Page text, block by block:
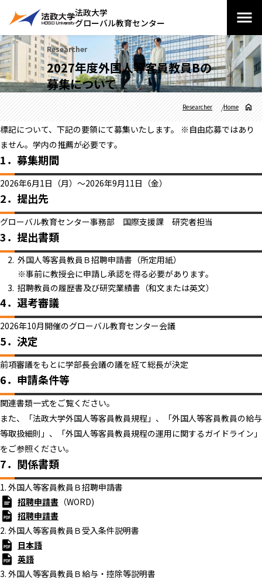
法政大学
グローバル教育センター
Researcher
2027年度外国人等客員教員Bの
募集について
Home
Researcher
標記について、下記の要領にて募集いたします。 ※自由応募ではあり
ません。学内の推薦が必要です。
1．募集期間
2026年6月1日（月）～2026年9月11日（金）
2．提出先
グローバル教育センター事務部 国際支援課 研究者担当
3．提出書類
外国人等客員教員Ｂ招聘申請書（所定用紙）
※事前に教授会に申請し承認を得る必要があります。
招聘教員の履歴書及び研究業績書（和文または英文）
4．選考審議
2026年10月開催のグローバル教育センター会議
5．決定
前項審議をもとに学部長会議の議を経て総長が決定
6．申請条件等
関連書類一式をご覧ください。
また、「法政大学外国人等客員教員規程」、「外国人等客員教員の給与
等取扱細則」、「外国人等客員教員規程の運用に関するガイドライン」
をご参照ください。
7．関係書類
1. 外国人等客員教員Ｂ招聘申請書
招聘申請書 （WORD)
招聘申請書
2. 外国人等客員教員Ｂ受入条件説明書
日本語
英語
3. 外国人等客員教員Ｂ給与・控除等説明書